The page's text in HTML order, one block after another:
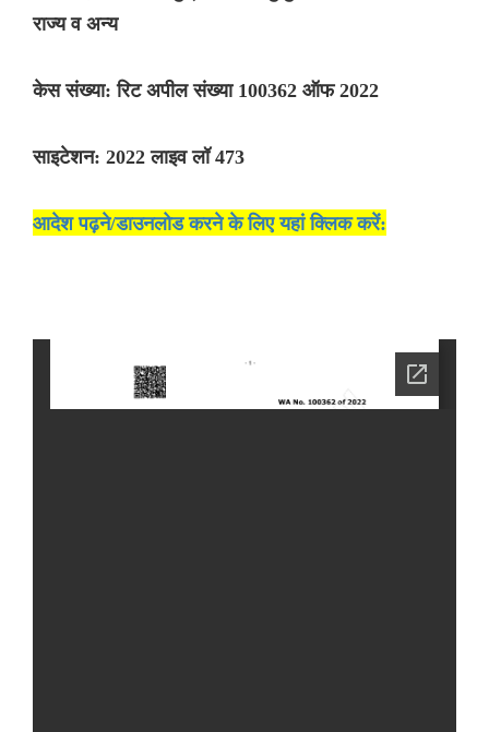
राज्य व अन्य
केस संख्या: रिट अपील संख्या 100362 ऑफ 2022
साइटेशन: 2022 लाइव लॉ 473
आदेश पढ़ने/डाउनलोड करने के लिए यहां क्लिक करें: